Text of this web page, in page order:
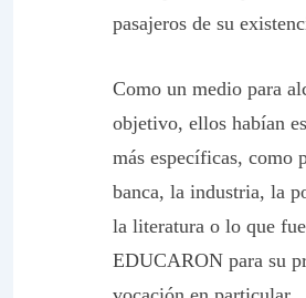
pasajeros de su
Como un medio para
objetivo, ellos habían
más específicas, como
banca, la industria, la
la literatura o lo que
EDUCARON para su